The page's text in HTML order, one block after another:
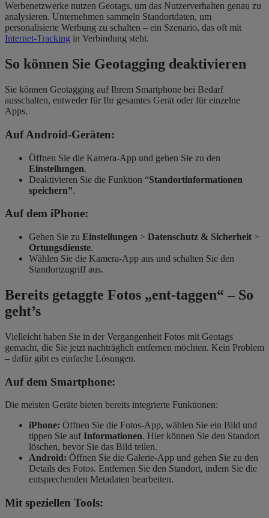
Werbenetzwerke nutzen Geotags, um das Nutzerverhalten genau zu
analysieren. Unternehmen sammeln Standortdaten, um
personalisierte Werbung zu schalten – ein Szenario, das oft mit
Internet-Tracking in Verbindung steht.
So können Sie Geotagging deaktivieren
Sie können Geotagging auf Ihrem Smartphone bei Bedarf
ausschalten, entweder für Ihr gesamtes Gerät oder für einzelne
Apps.
Auf Android-Geräten:
Öffnen Sie die Kamera-App und gehen Sie zu den
Einstellungen.
Deaktivieren Sie die Funktion “Standortinformationen
speichern”.
Auf dem iPhone:
Gehen Sie zu Einstellungen > Datenschutz & Sicherheit >
Ortungsdienste.
Wählen Sie die Kamera-App aus und schalten Sie den
Standortzugriff aus.
Bereits getaggte Fotos „ent-taggen“ – So
geht’s
Vielleicht haben Sie in der Vergangenheit Fotos mit Geotags
gemacht, die Sie jetzt nachträglich entfernen möchten. Kein Problem
– dafür gibt es einfache Lösungen.
Auf dem Smartphone:
Die meisten Geräte bieten bereits integrierte Funktionen:
iPhone: Öffnen Sie die Fotos-App, wählen Sie ein Bild und
tippen Sie aufInformationen. Hier können Sie den Standort
löschen, bevor Sie das Bild teilen.
Android: Öffnen Sie die Galerie-App und gehen Sie zu den
Details des Fotos. Entfernen Sie den Standort, indem Sie die
entsprechenden Metadaten bearbeiten.
Mit speziellen Tools: